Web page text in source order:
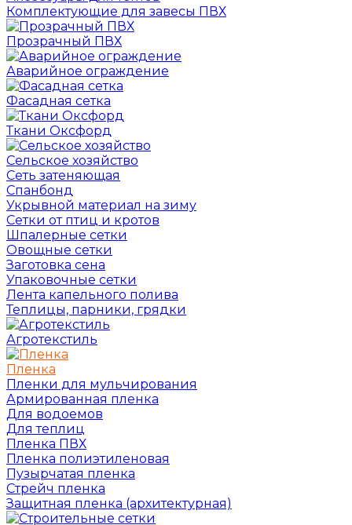
Комплектующие для завесы ПВХ
Прозрачный ПВХ
Аварийное ограждение
Фасадная сетка
Ткани Оксфорд
Сельское хозяйство
Сеть затеняющая
Спанбонд
Укрывной материал на зиму
Сетки от птиц и кротов
Шпалерные сетки
Овощные сетки
Заготовка сена
Упаковочные сетки
Лента капельного полива
Теплицы, парники, грядки
Агротекстиль
Пленка
Пленки для мульчирования
Армированная пленка
Для водоемов
Для теплиц
Пленка ПВХ
Пленка полиэтиленовая
Пузырчатая пленка
Cтрейч пленка
Защитная пленка (архитектурная)